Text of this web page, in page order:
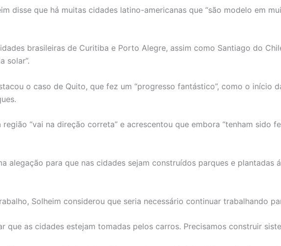
disse que há muitas cidades latino-americanas que “são modelo em
brasileiras de Curitiba e Porto Alegre, assim como Santiago do
solar”.
o caso de Quito, que fez um “progresso fantástico”, como o início
região “vai na direção correta” e acrescentou que embora “tenham sido
alegação para que nas cidades sejam construídos parques e plantadas
Solheim considerou que seria necessário continuar trabalhando
que as cidades estejam tomadas pelos carros. Precisamos construir